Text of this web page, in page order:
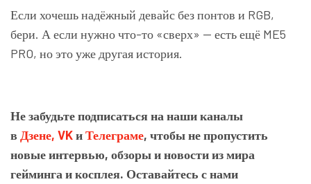
Если хочешь надёжный девайс без понтов и RGB,
бери. А если нужно что-то «сверх» — есть ещё ME5
PRO, но это уже другая история.
Не забудьте подписаться на наши каналы
в Дзене, VKиТелеграме, чтобы не пропустить
новые интервью, обзоры и новости из мира
гейминга и косплея. Оставайтесь с нами